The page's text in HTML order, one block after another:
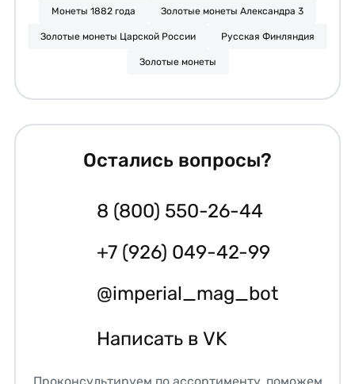
Монеты 1882 года Золотые монеты Александра 3
Золотые монеты Царской России Русская Финляндия
Золотые монеты
Остались вопросы?
8 (800) 550-26-44
+7 (926) 049-42-99
@imperial_mag_bot
Написать в VK